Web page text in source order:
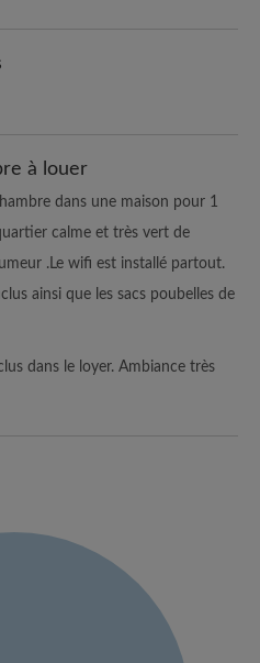
à louer
dans une maison pour 1
calme et très vert de
.Le wifi est installé partout.
ainsi que les sacs poubelles de
dans le loyer. Ambiance très